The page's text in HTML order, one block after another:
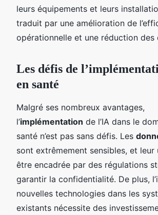
leurs équipements et leurs
traduit par une amélioration de
opérationnelle et une réduction des
Les défis de
en santé
Malgré ses nombreux avantages,
l’implémentation de l’IA dans le
santé n’est pas sans défis. Les
sont extrêmement sensibles, et
être encadrée par des régulations
garantir la confidentialité. De plus,
nouvelles technologies dans les
existants nécessite des